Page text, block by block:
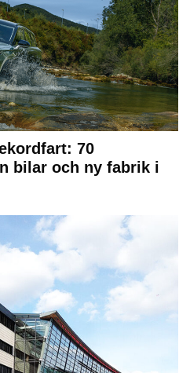
70
bilar och ny fabrik i